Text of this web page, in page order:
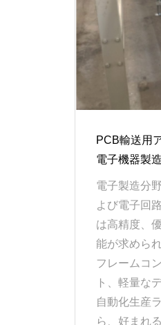
PCB輸送用
電子機器製
電子製造分
よび電子回
は高精度、
能が求めら
フレームコ
ト、軽量な
自動化生産
ら、好まれ